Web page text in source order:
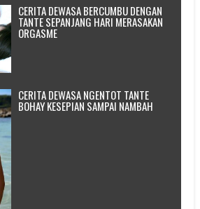
CERITA DEWASA BERCUMBU DENGAN
TANTE SEPANJANG HARI MERASAKAN
ORGASME
CERITA DEWASA NGENTOT TANTE
BOHAY KESEPIAN SAMPAI NAMBAH